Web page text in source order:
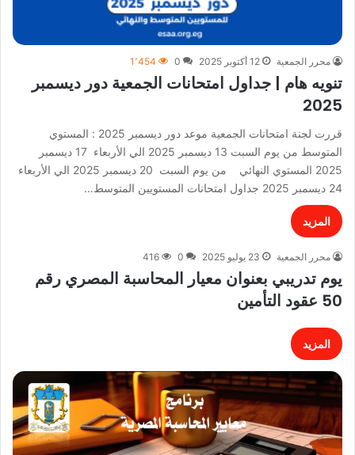
محرر الجمعية 12 أكتوبر 2025 0 1٬454
تنويه هام | جداول امتحانات الجمعية دور ديسمبر
2025
قررت لجنة امتحانات الجمعية موعد دور ديسمبر 2025 : المستوي
المتوسط من يوم السبت 13 ديسمبر 2025 الي الأربعاء 17 ديسمبر
2025 المستوي النهائي من يوم السبت 20 ديسمبر 2025 الي الأربعاء
24 ديسمبر 2025 جداول امتحانات المستويين المتوسط…
المزيد
محرر الجمعية 23 يوليو 2025 0
416
يوم تدريبي بعنوان معيار المحاسبة المصري رقم
50 عقود التأمين
المزيد